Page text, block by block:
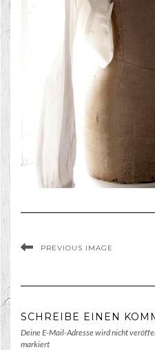
PREVIOUS IMAGE
SCHREIBE EINEN
Deine E-Mail-Adresse wird nicht
markiert